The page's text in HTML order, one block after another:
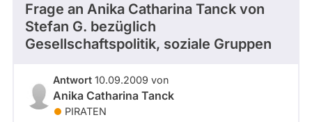
Frage an Anika Catharina Tanck von
Stefan G. bezüglich
Gesellschaftspolitik, soziale Gruppen
Antwort 10.09.2009 von
Anika Catharina Tanck
PIRATEN